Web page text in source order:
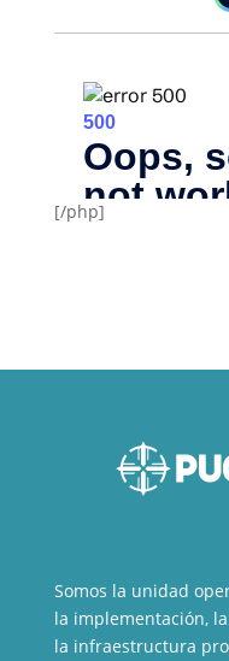
[/php]
Somos la unidad
la implementación,
la infraestructura